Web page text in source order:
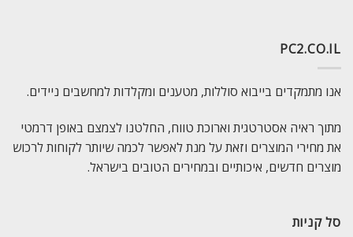
PC2.CO.IL
אנו מתמקדים בייבוא סוללות, מטענים ומקלדות למחשבים ניידים.
מתוך ראיה אסטרטגית וארוכת טווח, החלטנו לצמצם באופן דרמטי
את מחירי המוצרים וזאת על מנת לאפשר לכמה שיותר לקוחות לרכוש
מוצרים חדשים, איכותיים ובמחירים הטובים בישראל.
סל קניות